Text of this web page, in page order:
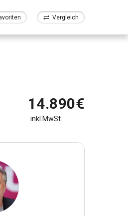
Vergleich
14.890€
inkl.MwSt.